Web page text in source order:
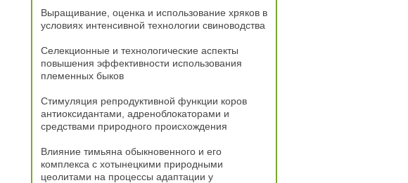
Выращивание, оценка и использование хряков в
условиях интенсивной технологии свиноводства
Селекционные и технологические аспекты
повышения эффективности использования
племенных быков
Стимуляция репродуктивной функции коров
антиоксидантами, адреноблокаторами и
средствами природного происхождения
Влияние тимьяна обыкновенного и его
комплекса с хотынецкими природными
цеолитами на процессы адаптации у